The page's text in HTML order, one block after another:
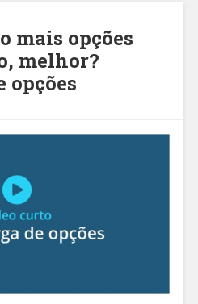
mais opções
melhor?
opções